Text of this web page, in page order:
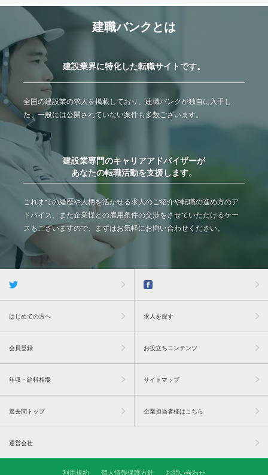
建職バンクとは
建設業界に特化した転職サイトです。
全国の建設業の求人を掲載しており、建職バンクが独自に入手し
た、一般には公開されていない案件も多数ございます。
建設業専門のキャリアアドバイザーが
あなたの転職活動を支援します。
これまでの経歴や人柄を活かせる求人のご紹介や転職の進め方のア
ドバイス、また企業様との雇用条件の交渉をさせていただけるケー
スもございますので、まずはお気軽にお問い合わせください。
はじめての方へ 求人を探す
会員登録 お役立ちコンテンツ
年収・給料相場 サイトマップ
過去問トップ 企業担当者様はこちら
運営会社
利用規約 個人情報保護方針 お問い合わせ